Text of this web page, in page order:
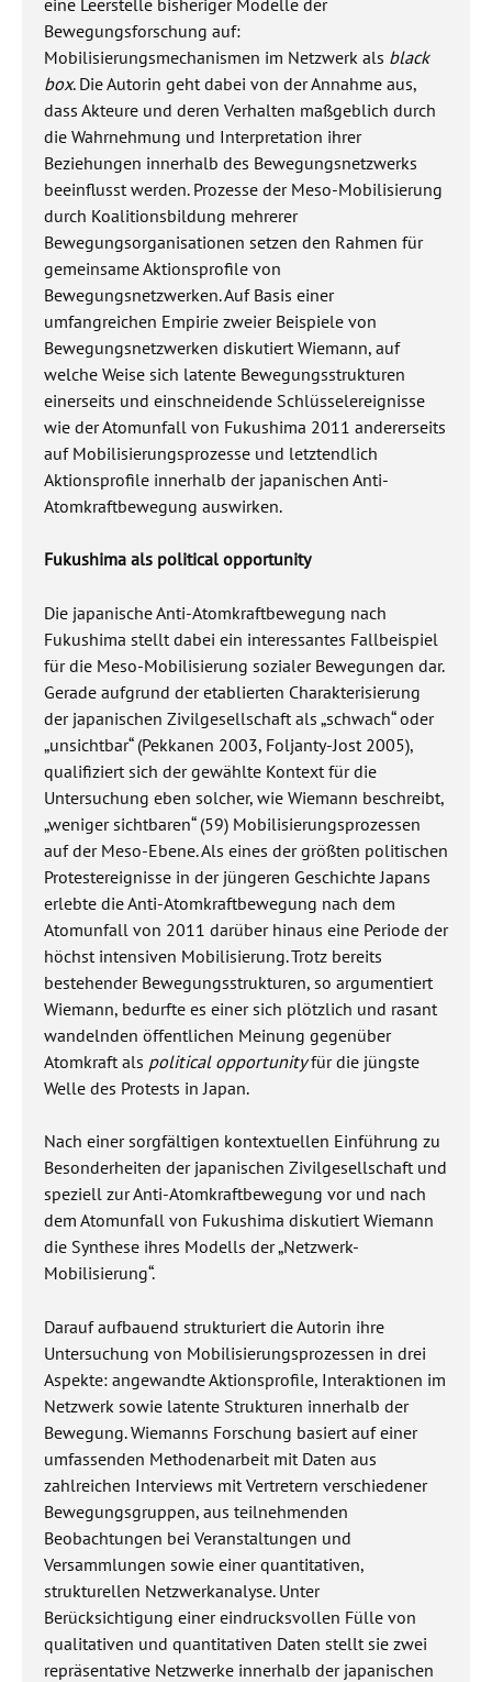
Bewegungsforschung auf:
Mobilisierungsmechanismen im Netzwerk als black
box. Die Autorin geht dabei von der Annahme aus,
dass Akteure und deren Verhalten maßgeblich durch
die Wahrnehmung und Interpretation ihrer
Beziehungen innerhalb des Bewegungsnetzwerks
beeinflusst werden. Prozesse der Meso-Mobilisierung
durch Koalitionsbildung mehrerer
Bewegungsorganisationen setzen den Rahmen für
gemeinsame Aktionsprofile von
Bewegungsnetzwerken. Auf Basis einer
umfangreichen Empirie zweier Beispiele von
Bewegungsnetzwerken diskutiert Wiemann, auf
welche Weise sich latente Bewegungsstrukturen
einerseits und einschneidende Schlüsselereignisse
wie der Atomunfall von Fukushima 2011 andererseits
auf Mobilisierungsprozesse und letztendlich
Aktionsprofile innerhalb der japanischen Anti-
Atomkraftbewegung auswirken.
Fukushima als political opportunity
Die japanische Anti-Atomkraftbewegung nach
Fukushima stellt dabei ein interessantes Fallbeispiel
für die Meso-Mobilisierung sozialer Bewegungen dar.
Gerade aufgrund der etablierten Charakterisierung
der japanischen Zivilgesellschaft als „schwach“ oder
„unsichtbar“ (Pekkanen 2003, Foljanty-Jost 2005),
qualifiziert sich der gewählte Kontext für die
Untersuchung eben solcher, wie Wiemann beschreibt,
„weniger sichtbaren“ (59) Mobilisierungsprozessen
auf der Meso-Ebene. Als eines der größten politischen
Protestereignisse in der jüngeren Geschichte Japans
erlebte die Anti-Atomkraftbewegung nach dem
Atomunfall von 2011 darüber hinaus eine Periode der
höchst intensiven Mobilisierung. Trotz bereits
bestehender Bewegungsstrukturen, so argumentiert
Wiemann, bedurfte es einer sich plötzlich und rasant
wandelnden öffentlichen Meinung gegenüber
Atomkraft als political opportunityfür die jüngste
Welle des Protests in Japan.
Nach einer sorgfältigen kontextuellen Einführung zu
Besonderheiten der japanischen Zivilgesellschaft und
speziell zur Anti-Atomkraftbewegung vor und nach
dem Atomunfall von Fukushima diskutiert Wiemann
die Synthese ihres Modells der „Netzwerk-
Mobilisierung“.
Darauf aufbauend strukturiert die Autorin ihre
Untersuchung von Mobilisierungsprozessen in drei
Aspekte: angewandte Aktionsprofile, Interaktionen im
Netzwerk sowie latente Strukturen innerhalb der
Bewegung. Wiemanns Forschung basiert auf einer
umfassenden Methodenarbeit mit Daten aus
zahlreichen Interviews mit Vertretern verschiedener
Bewegungsgruppen, aus teilnehmenden
Beobachtungen bei Veranstaltungen und
Versammlungen sowie einer quantitativen,
strukturellen Netzwerkanalyse. Unter
Berücksichtigung einer eindrucksvollen Fülle von
qualitativen und quantitativen Daten stellt sie zwei
repräsentative Netzwerke innerhalb der japanischen